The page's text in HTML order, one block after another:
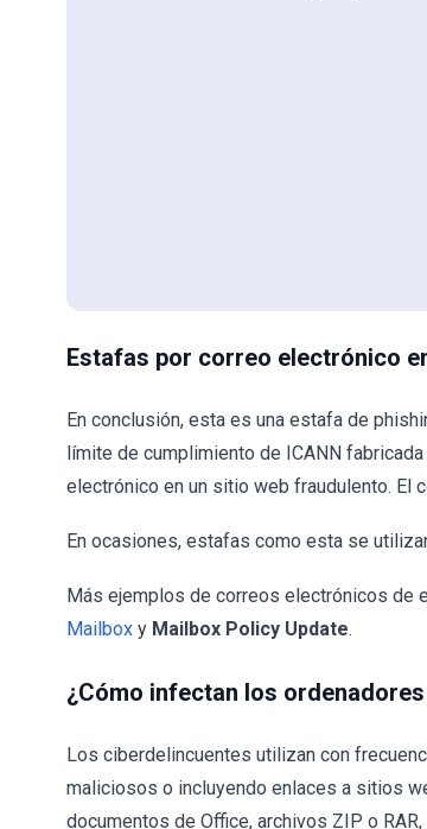
Estafas por correo electrónico
En conclusión, esta es una estafa de
límite de cumplimiento de ICANN
electrónico en un sitio web fraudulento. El
En ocasiones, estafas como esta se
Más ejemplos de correos electrónicos de
Mailbox y Mailbox Policy Update.
¿Cómo infectan los
Los ciberdelincuentes utilizan con
maliciosos o incluyendo enlaces a sitios
documentos de Office, archivos ZIP o